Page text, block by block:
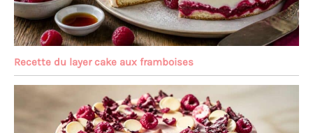
Recette du layer cake aux framboises